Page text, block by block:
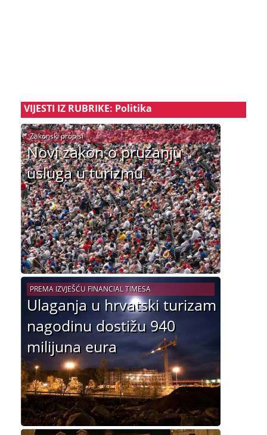
VIJESTI IZ RUBRIKE: Politika
Novi zakon o pružanju
usluga u turizmu
Zakonski propisi
Ulaganja u hrvatski turizam
nagodinu dostižu 940
milijuna eura
PREMA IZVJEŠĆU FINANCIAL TIMESA